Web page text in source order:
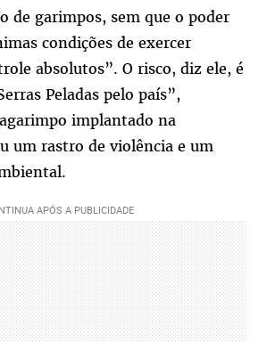
de garimpos, sem que o poder
condições de exercer
absolutos”. O risco, diz ele, é
Peladas pelo país”,
implantado na
um rastro de violência e um